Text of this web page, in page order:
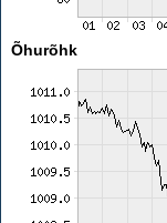
Õhurõhk